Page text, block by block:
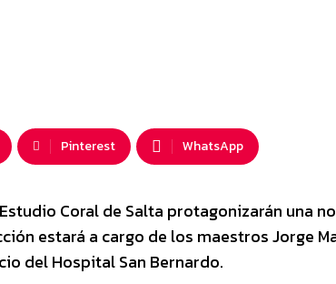
Pinterest WhatsApp
Coral de Salta protagonizarán una
estará a cargo de los maestros Jorge
del Hospital San Bernardo.